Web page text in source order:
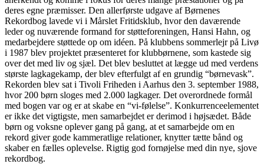
deres egne præmisser. Den allerførste udgave af Børnenes
Rekordbog lavede vi i Mårslet Fritidsklub, hvor den daværende
leder og nuværende formand for støtteforeningen, Hansi Hahn, og
medarbejdere støttede op om idéen. På klubbens sommerlejr på Livø
i 1987 blev projektet præsenteret for klubbørnene, som kastede sig
over det med liv og sjæl. Det blev besluttet at lægge ud med verdens
største lagkagekamp, der blev efterfulgt af en grundig “børnevask”.
Rekorden blev sat i Tivoli Friheden i Aarhus den 3. september 1988,
hvor 200 børn sloges med 2.000 lagkager. Det overordnede formål
med bogen var og er at skabe en “vi-følelse”. Konkurrenceelementet
er ikke det vigtigste, men samarbejdet er derimod i højsædet. Både
børn og voksne oplever gang på gang, at et samarbejde om en
rekord giver gode kammeratlige relationer, knytter tætte bånd og
skaber en fælles oplevelse. Rigtig god fornøjelse med din nye, sjove
rekordbog.